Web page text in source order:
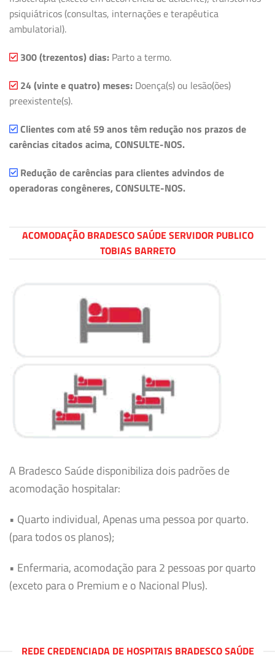
psiquiátricos (consultas, internações e terapêutica
ambulatorial).
300 (trezentos) dias: Parto a termo.
24 (vinte e quatro) meses: Doença(s) ou lesão(ões)
preexistente(s).
Clientes com até 59 anos têm redução nos prazos de
carências citados acima, CONSULTE-NOS.
Redução de carências para clientes advindos de
operadoras congêneres, CONSULTE-NOS.
ACOMODAÇÃO BRADESCO SAÚDE SERVIDOR PUBLICO
TOBIAS BARRETO
A Bradesco Saúde disponibiliza dois padrões de
acomodação hospitalar:
• Quarto individual, Apenas uma pessoa por quarto.
(para todos os planos);
• Enfermaria, acomodação para 2 pessoas por quarto
(exceto para o Premium e o Nacional Plus).
REDE CREDENCIADA DE HOSPITAIS BRADESCO SAÚDE